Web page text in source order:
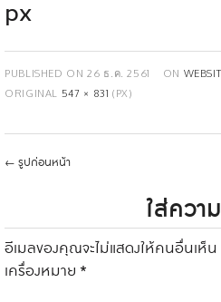
px
PUBLISHED ON26 ธ.ค. 2561 ON
ORIGINAL 547 × 831 (PX)
← รูปก่อนหน้า
ใส่ควา
อีเมลของคุณจะไม่แสดงให้คนอื่นเห็น
เครื่องหมาย *